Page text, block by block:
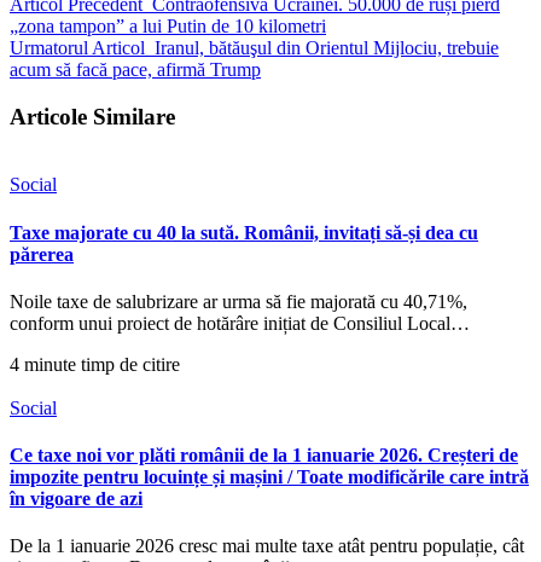
„zona tampon” a lui Putin de 10 kilometri
Urmatorul Articol Iranul, bătăuşul din Orientul Mijlociu, trebuie
acum să facă pace, afirmă Trump
Articole Similare
Social
Taxe majorate cu 40 la sută. Românii, invitați să-și dea cu
părerea
Noile taxe de salubrizare ar urma să fie majorată cu 40,71%,
conform unui proiect de hotărâre inițiat de Consiliul Local…
4 minute timp de citire
Social
Ce taxe noi vor plăti românii de la 1 ianuarie 2026. Creșteri de
impozite pentru locuințe și mașini / Toate modificările care intră
în vigoare de azi
De la 1 ianuarie 2026 cresc mai multe taxe atât pentru populație, cât